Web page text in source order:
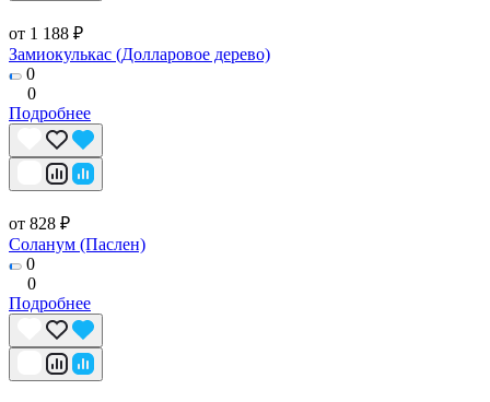
от 1 188 ₽
Замиокулькас (Долларовое дерево)
0
0
Подробнее
от 828 ₽
Соланум (Паслен)
0
0
Подробнее